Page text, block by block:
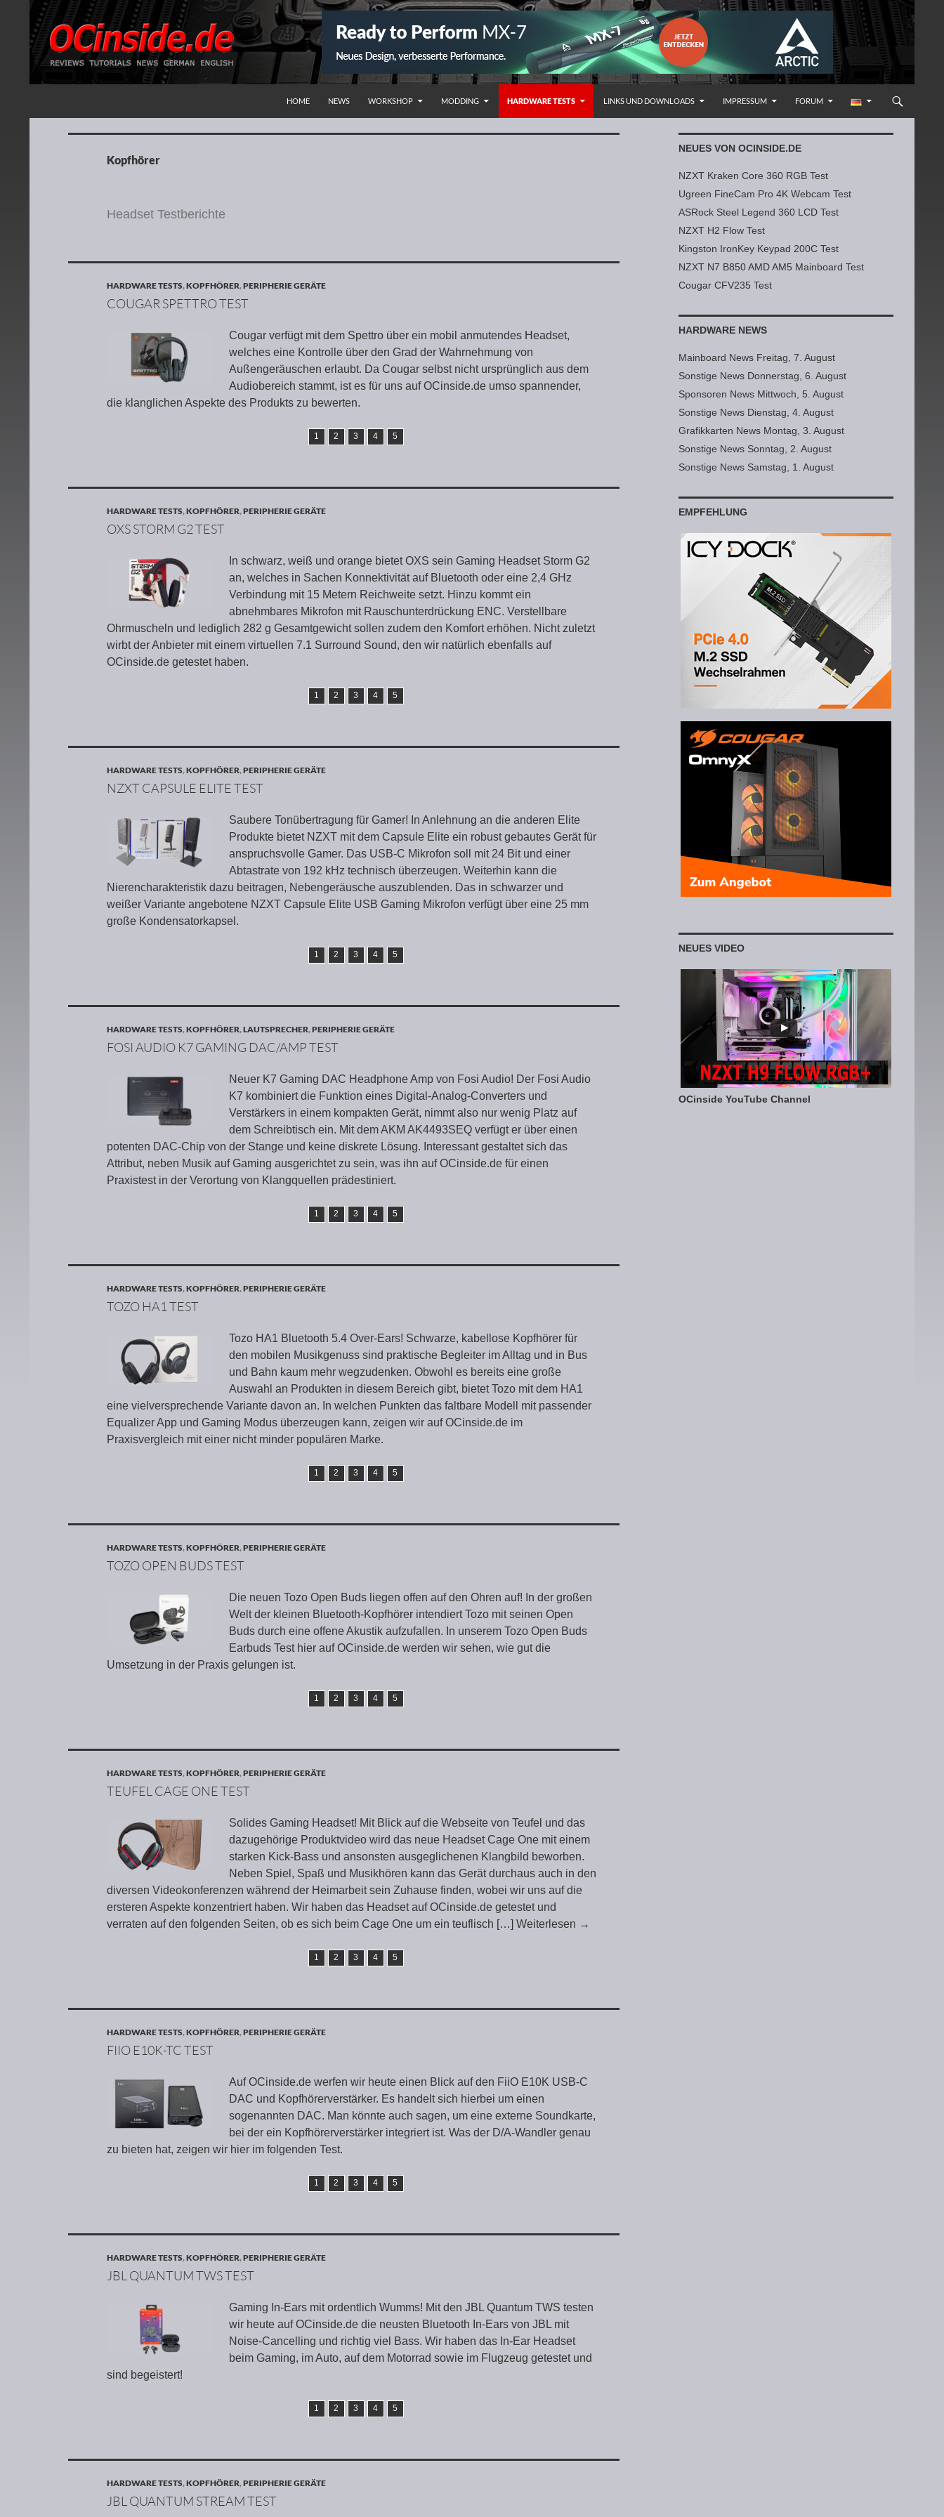
Redaktion ocinside.de PC Hardware PortalHOME
NEWS WORKSHOP MODDING HARDWARE TESTS LINKS UND DOWNLOADS IMPRESSUM FORUM
Kopfhörer
Headset Testberichte
HARDWARE TESTS,KOPFHÖRER,PERIPHERIE GERÄTE
COUGAR SPETTRO TEST
Cougar verfügt mit dem Spettro über ein mobil anmutendes Headset,
welches eine Kontrolle über den Grad der Wahrnehmung von
Außengeräuschen erlaubt. Da Cougar selbst nicht ursprünglich aus dem
Audiobereich stammt, ist es für uns auf OCinside.de umso spannender,
die klanglichen Aspekte des Produkts zu bewerten.
1 2 3 4 5
HARDWARE TESTS,KOPFHÖRER,PERIPHERIE GERÄTE
OXS STORM G2 TEST
In schwarz, weiß und orange bietet OXS sein Gaming Headset Storm G2
an, welches in Sachen Konnektivität auf Bluetooth oder eine 2,4 GHz
Verbindung mit 15 Metern Reichweite setzt. Hinzu kommt ein
abnehmbares Mikrofon mit Rauschunterdrückung ENC. Verstellbare
Ohrmuscheln und lediglich 282 g Gesamtgewicht sollen zudem den Komfort erhöhen. Nicht zuletzt
wirbt der Anbieter mit einem virtuellen 7.1 Surround Sound, den wir natürlich ebenfalls auf
OCinside.de getestet haben.
1 2 3 4 5
HARDWARE TESTS,KOPFHÖRER,PERIPHERIE GERÄTE
NZXT CAPSULE ELITE TEST
Saubere Tonübertragung für Gamer! In Anlehnung an die anderen Elite
Produkte bietet NZXT mit dem Capsule Elite ein robust gebautes Gerät für
anspruchsvolle Gamer. Das USB-C Mikrofon soll mit 24 Bit und einer
Abtastrate von 192 kHz technisch überzeugen. Weiterhin kann die
Nierencharakteristik dazu beitragen, Nebengeräusche auszublenden. Das in schwarzer und
weißer Variante angebotene NZXT Capsule Elite USB Gaming Mikrofon verfügt über eine 25 mm
große Kondensatorkapsel.
1 2 3 4 5
HARDWARE TESTS,KOPFHÖRER,LAUTSPRECHER,PERIPHERIE GERÄTE
FOSI AUDIO K7 GAMING DAC/AMP TEST
Neuer K7 Gaming DAC Headphone Amp von Fosi Audio! Der Fosi Audio
K7 kombiniert die Funktion eines Digital-Analog-Converters und
Verstärkers in einem kompakten Gerät, nimmt also nur wenig Platz auf
dem Schreibtisch ein. Mit dem AKM AK4493SEQ verfügt er über einen
potenten DAC-Chip von der Stange und keine diskrete Lösung. Interessant gestaltet sich das
Attribut, neben Musik auf Gaming ausgerichtet zu sein, was ihn auf OCinside.de für einen
Praxistest in der Verortung von Klangquellen prädestiniert.
1 2 3 4 5
HARDWARE TESTS,KOPFHÖRER,PERIPHERIE GERÄTE
TOZO HA1 TEST
Tozo HA1 Bluetooth 5.4 Over-Ears! Schwarze, kabellose Kopfhörer für
den mobilen Musikgenuss sind praktische Begleiter im Alltag und in Bus
und Bahn kaum mehr wegzudenken. Obwohl es bereits eine große
Auswahl an Produkten in diesem Bereich gibt, bietet Tozo mit dem HA1
eine vielversprechende Variante davon an. In welchen Punkten das faltbare Modell mit passender
Equalizer App und Gaming Modus überzeugen kann, zeigen wir auf OCinside.de im
Praxisvergleich mit einer nicht minder populären Marke.
1 2 3 4 5
HARDWARE TESTS,KOPFHÖRER,PERIPHERIE GERÄTE
TOZO OPEN BUDS TEST
Die neuen Tozo Open Buds liegen offen auf den Ohren auf! In der großen
Welt der kleinen Bluetooth-Kopfhörer intendiert Tozo mit seinen Open
Buds durch eine offene Akustik aufzufallen. In unserem Tozo Open Buds
Earbuds Test hier auf OCinside.de werden wir sehen, wie gut die
Umsetzung in der Praxis gelungen ist.
1 2 3 4 5
HARDWARE TESTS,KOPFHÖRER,PERIPHERIE GERÄTE
TEUFEL CAGE ONE TEST
Solides Gaming Headset! Mit Blick auf die Webseite von Teufel und das
dazugehörige Produktvideo wird das neue Headset Cage One mit einem
starken Kick-Bass und ansonsten ausgeglichenen Klangbild beworben.
Neben Spiel, Spaß und Musikhören kann das Gerät durchaus auch in den
diversen Videokonferenzen während der Heimarbeit sein Zuhause finden, wobei wir uns auf die
ersteren Aspekte konzentriert haben. Wir haben das Headset auf OCinside.de getestet und
verraten auf den folgenden Seiten, ob es sich beim Cage One um ein teuflisch […] Weiterlesen →
1 2 3 4 5
HARDWARE TESTS,KOPFHÖRER,PERIPHERIE GERÄTE
FIIO E10K-TC TEST
Auf OCinside.de werfen wir heute einen Blick auf den FiiO E10K USB-C
DAC und Kopfhörerverstärker. Es handelt sich hierbei um einen
sogenannten DAC. Man könnte auch sagen, um eine externe Soundkarte,
bei der ein Kopfhörerverstärker integriert ist. Was der D/A-Wandler genau
zu bieten hat, zeigen wir hier im folgenden Test.
1 2 3 4 5
HARDWARE TESTS,KOPFHÖRER,PERIPHERIE GERÄTE
JBL QUANTUM TWS TEST
Gaming In-Ears mit ordentlich Wumms! Mit den JBL Quantum TWS testen
wir heute auf OCinside.de die neusten Bluetooth In-Ears von JBL mit
Noise-Cancelling und richtig viel Bass. Wir haben das In-Ear Headset
beim Gaming, im Auto, auf dem Motorrad sowie im Flugzeug getestet und
sind begeistert!
1 2 3 4 5
HARDWARE TESTS,KOPFHÖRER,PERIPHERIE GERÄTE
JBL QUANTUM STREAM TEST
NEUES VON OCINSIDE.DE
NZXT Kraken Core 360 RGB Test
Ugreen FineCam Pro 4K Webcam Test
ASRock Steel Legend 360 LCD Test
NZXT H2 Flow Test
Kingston IronKey Keypad 200C Test
NZXT N7 B850 AMD AM5 Mainboard Test
Cougar CFV235 Test
HARDWARE NEWS
Mainboard News Freitag, 7. August
Sonstige News Donnerstag, 6. August
Sponsoren News Mittwoch, 5. August
Sonstige News Dienstag, 4. August
Grafikkarten News Montag, 3. August
Sonstige News Sonntag, 2. August
Sonstige News Samstag, 1. August
EMPFEHLUNG
NEUES VIDEO
OCinside YouTube Channel